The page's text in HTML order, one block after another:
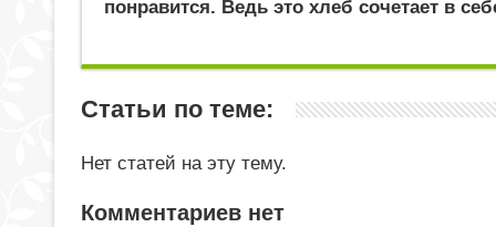
понравится. Ведь это хлеб сочетает в
Статьи по теме:
Нет статей на эту тему.
Комментариев нет